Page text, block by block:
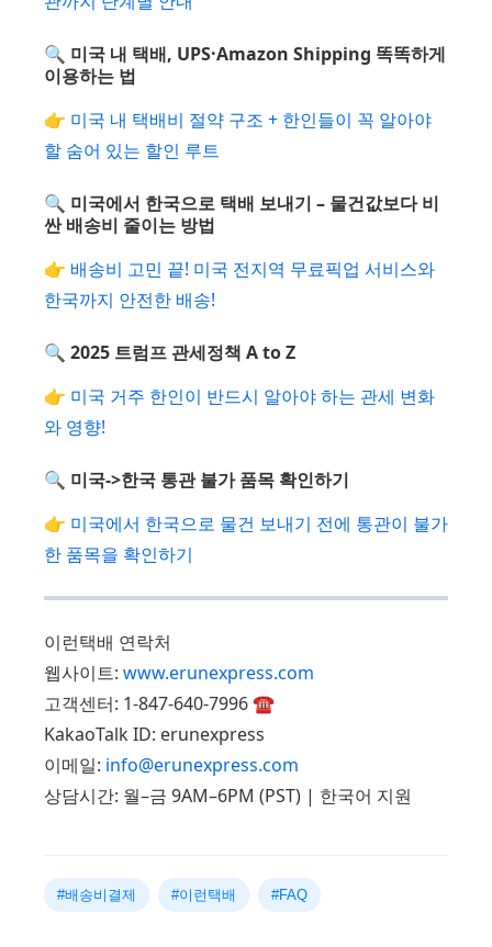
🔍 미국 내 택배, UPS·Amazon Shipping 똑똑하게
이용하는 법
👉 미국 내 택배비 절약 구조 + 한인들이 꼭 알아야
할 숨어 있는 할인 루트
🔍 미국에서 한국으로 택배 보내기 – 물건값보다 비
싼 배송비 줄이는 방법
👉 배송비 고민 끝! 미국 전지역 무료픽업 서비스와
한국까지 안전한 배송!
🔍 2025 트럼프 관세정책 A to Z
👉 미국 거주 한인이 반드시 알아야 하는 관세 변화
와 영향!
🔍 미국->한국 통관 불가 품목 확인하기
👉 미국에서 한국으로 물건 보내기 전에 통관이 불가
한 품목을 확인하기
이런택배 연락처
웹사이트: www.erunexpress.com
고객센터: 1-847-640-7996 ☎️
KakaoTalk ID: erunexpress
이메일: info@erunexpress.com
상담시간: 월–금 9AM–6PM (PST) | 한국어 지원
#배송비결제 #이런택배 #FAQ